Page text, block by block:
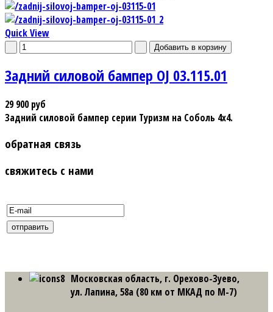
Quick View
Задний силовой бампер OJ 03.115.01
29 900 руб
Задний силовой бампер серии Туризм на Соболь 4х4.
обратная связь
свяжитесь с нами
Московская область, г. Орехово-Зуево,
ул. Лапина, 58а (80 км от МКАД по М-7)